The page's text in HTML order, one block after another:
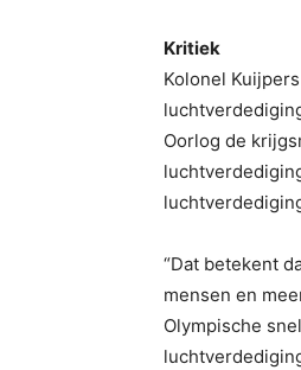
Kritiek
Kolonel
Oorlog de
“Dat betekent
mensen en
Olympische